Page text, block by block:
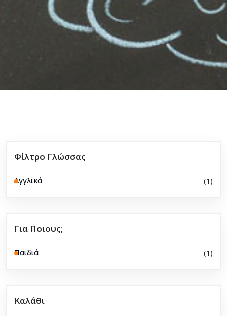
Φίλτρο Γλώσσας
Αγγλικά (1)
Για Ποιους;
Παιδιά (1)
Καλάθι